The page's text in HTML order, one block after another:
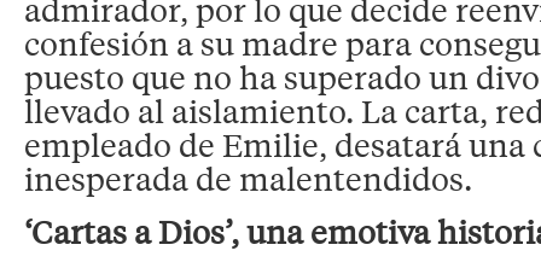
admirador, por lo que decide
confesión a su madre para
puesto que no ha superado un
llevado al aislamiento. La carta,
empleado de Emilie, desatará una
inesperada de malentendidos.
‘Cartas a Dios’, una emotiva